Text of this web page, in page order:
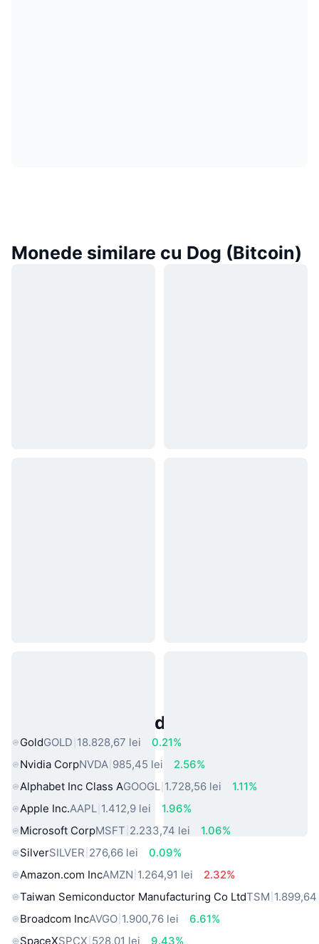
Monede similare cu Dog (Bitcoin)
Active Populare din Lumea Reală
GoldGOLD 18.828,67 lei
0.21%
Nvidia CorpNVDA 985,45 lei
2.56%
Alphabet Inc Class AGOOGL 1.728,56 lei
1.11%
Apple Inc.AAPL 1.412,9 lei
1.96%
Microsoft CorpMSFT 2.233,74 lei
1.06%
SilverSILVER 276,66 lei
0.09%
Amazon.com IncAMZN 1.264,91 lei
2.32%
Taiwan Semiconductor Manufacturing Co LtdTSM
Broadcom IncAVGO 1.900,76 lei
6.61%
SpaceXSPCX 528,01 lei 9.43%